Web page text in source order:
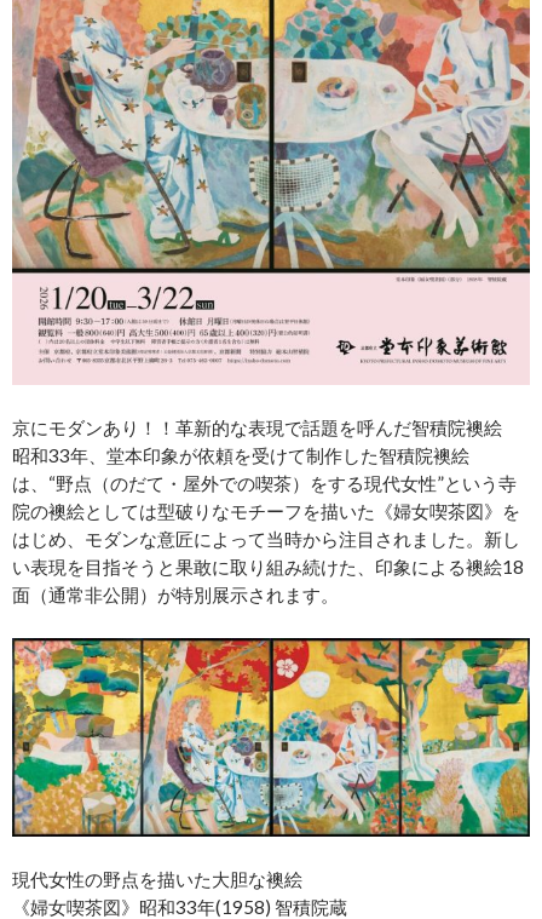
京にモダンあり！！革新的な表現で話題を呼んだ智積院襖絵
昭和33年、堂本印象が依頼を受けて制作した智積院襖絵
は、“野点（のだて・屋外での喫茶）をする現代女性”という寺
院の襖絵としては型破りなモチーフを描いた《婦女喫茶図》を
はじめ、モダンな意匠によって当時から注目されました。新し
い表現を目指そうと果敢に取り組み続けた、印象による襖絵18
面（通常非公開）が特別展示されます。
現代女性の野点を描いた大胆な襖絵
《婦女喫茶図》昭和33年(1958) 智積院蔵